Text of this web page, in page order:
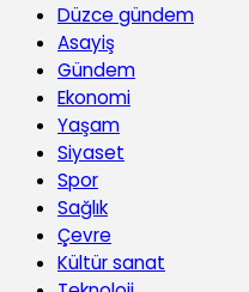
Düzce gündem
Asayiş
Gündem
Ekonomi
Yaşam
Siyaset
Spor
Sağlık
Çevre
Kültür sanat